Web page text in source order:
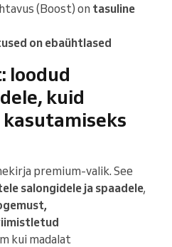
(Boost) on tasuline
on ebaühtlased
loodud
kuid
premium-valik. See
salongidele ja spaadele,
kui madalat